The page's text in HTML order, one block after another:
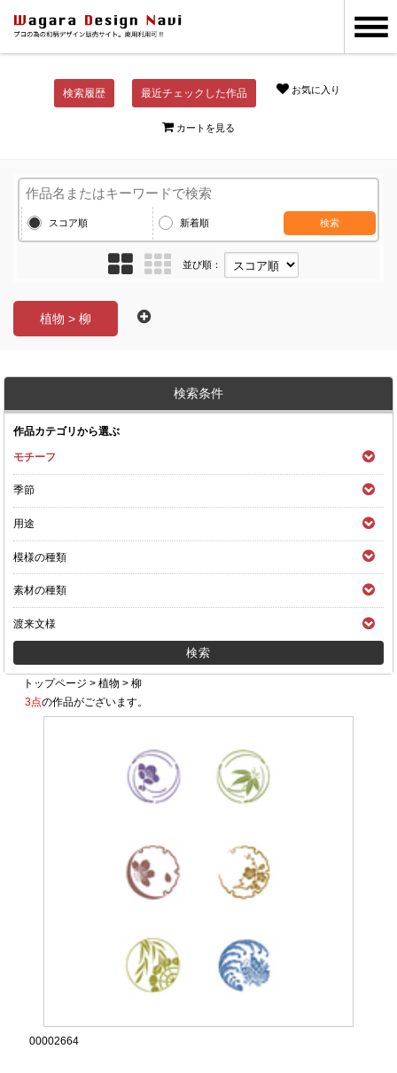
検索履歴 最近チェックした作品 お気に入り
カートを見る
スコア順 新着順 検索
並び順：
植物 > 柳
検索条件
作品カテゴリから選ぶ
モチーフ
季節
用途
模様の種類
素材の種類
渡来文様
トップページ >植物 >柳
3点の作品がございます。
00002664